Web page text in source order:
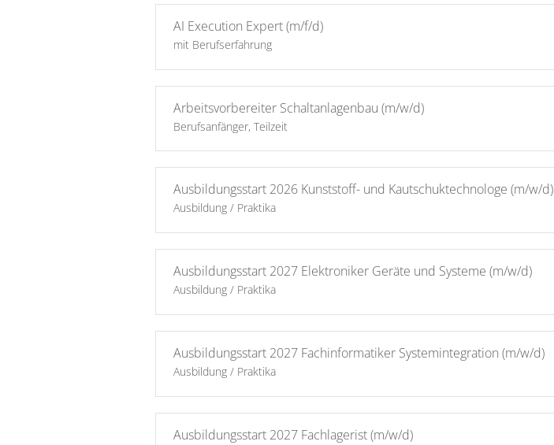
AI Execution Expert (m/f/d)
mit Berufserfahrung
Arbeitsvorbereiter Schaltanlagenbau (m/w/d)
Berufsanfänger, Teilzeit
Ausbildungsstart 2026 Kunststoff- und Kautschuktechnologe (m/w/d)
Ausbildung / Praktika
Ausbildungsstart 2027 Elektroniker Geräte und Systeme (m/w/d)
Ausbildung / Praktika
Ausbildungsstart 2027 Fachinformatiker Systemintegration (m/w/d)
Ausbildung / Praktika
Ausbildungsstart 2027 Fachlagerist (m/w/d)